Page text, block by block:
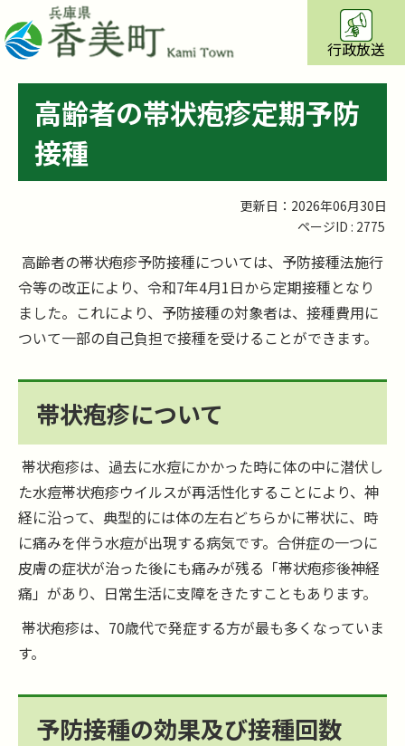
行政放送
高齢者の帯状疱疹定期予防
接種
更新日：2026年06月30日
ページID : 2775
高齢者の帯状疱疹予防接種については、予防接種法施行
令等の改正により、令和7年4月1日から定期接種となり
ました。これにより、予防接種の対象者は、接種費用に
ついて一部の自己負担で接種を受けることができます。
帯状疱疹について
帯状疱疹は、過去に水痘にかかった時に体の中に潜伏し
た水痘帯状疱疹ウイルスが再活性化することにより、神
経に沿って、典型的には体の左右どちらかに帯状に、時
に痛みを伴う水痘が出現する病気です。合併症の一つに
皮膚の症状が治った後にも痛みが残る「帯状疱疹後神経
痛」があり、日常生活に支障をきたすこともあります。
帯状疱疹は、70歳代で発症する方が最も多くなっていま
す。
予防接種の効果及び接種回数